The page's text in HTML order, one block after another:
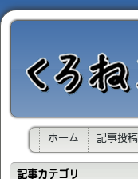
ホーム 記事投稿
記事カテゴリ